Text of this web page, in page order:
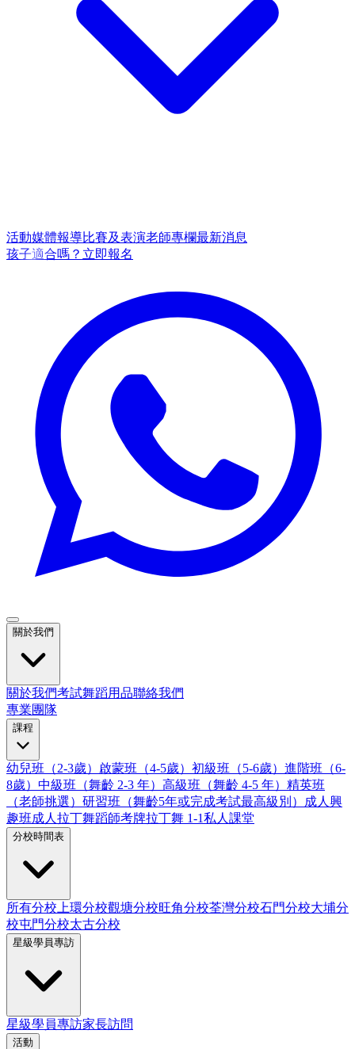
活動媒體報導比賽及表演老師專欄最新消息
孩子適合嗎？ 立即報名
關於我們
關於我們考試舞蹈用品聯絡我們
專業團隊
課程
幼兒班（2-3歲） 啟蒙班（4-5歲） 初級班（5-6歲） 進階班（6-
8歲） 中級班（舞齡 2-3 年） 高級班（舞齡 4-5 年） 精英班
（老師挑選） 研習班（舞齡5年或完成考試最高級別）
成人興
趣班成人拉丁舞蹈師考牌拉丁舞 1-1私人課堂
分校時間表
所有分校 上環分校觀塘分校旺角分校荃灣分校石門分校大埔分
校屯門分校太古分校
星級學員專訪
星級學員專訪家長訪問
活動